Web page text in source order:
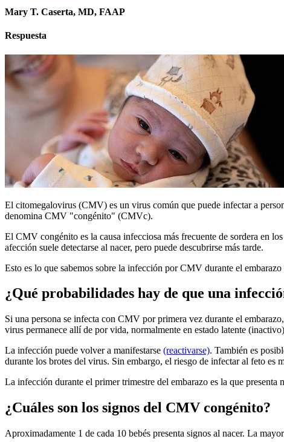
Mary T. Caserta, MD, FAAP
Respuesta
El citomegalovirus (CMV) es un virus común que puede infectar a
denomina CMV "congénito" (CMVc).
El CMV congénito es la causa infecciosa más frecuente de sordera en
afección suele detectarse al nacer, pero puede descubrirse más tarde.
Esto es lo que sabemos sobre la infección por CMV durante el
¿Qué probabilidades hay de que una
Si una persona se infecta con CMV por primera vez durante el
virus permanece allí de por vida, normalmente en estado latente
La infección puede volver a manifestarse (reactivarse). También es
durante los brotes del virus. Sin embargo, el riesgo de infectar al feto es
La infección durante el primer trimestre del embarazo es la que presenta
¿Cuáles son los signos del CMV congénito?
Aproximadamente 1 de cada 10 bebés presenta signos al nacer. La